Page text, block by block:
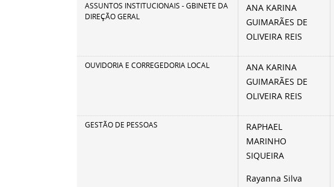
ASSUNTOS INSTITUCIONAIS - GBINETE DA
DIREÇÃO GERAL
ANA KARINA
GUIMARÃES DE
OLIVEIRA REIS
OUVIDORIA E CORREGEDORIA LOCAL
ANA KARINA
GUIMARÃES DE
OLIVEIRA REIS
GESTÃO DE PESSOAS
RAPHAEL
MARINHO
SIQUEIRA
Rayanna Silva